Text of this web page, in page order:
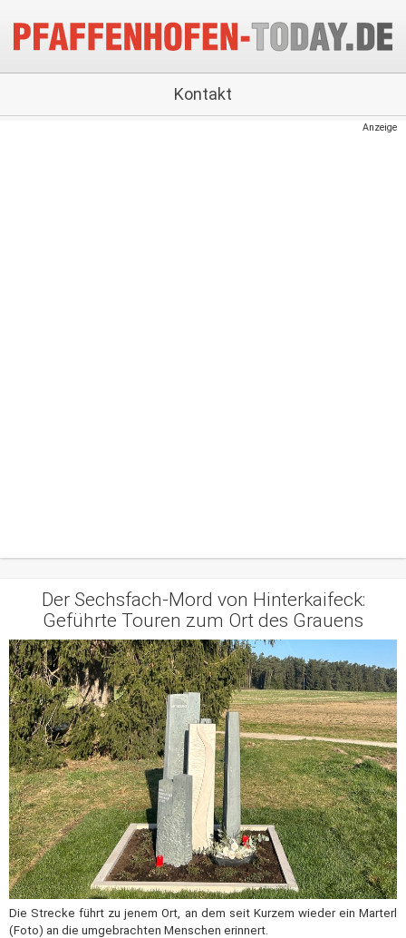
Kontakt
Anzeige
Der Sechsfach-Mord von Hinterkaifeck:
Geführte Touren zum Ort des Grauens
Die Strecke führt zu jenem Ort, an dem seit Kurzem wieder ein Marterl
(Foto) an die umgebrachten Menschen erinnert.